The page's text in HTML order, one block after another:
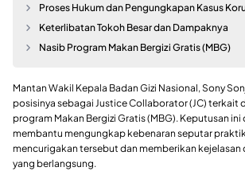
Proses Hukum dan Pengungkapan Kasus
Keterlibatan Tokoh Besar dan Dampaknya
Nasib Program Makan Bergizi Gratis (MBG)
Mantan Wakil Kepala Badan Gizi Nasional, Sony
posisinya sebagai Justice Collaborator (JC) terkait
program Makan Bergizi Gratis (MBG). Keputusan
membantu mengungkap kebenaran seputar
mencurigakan tersebut dan memberikan kejelasan
yang berlangsung.